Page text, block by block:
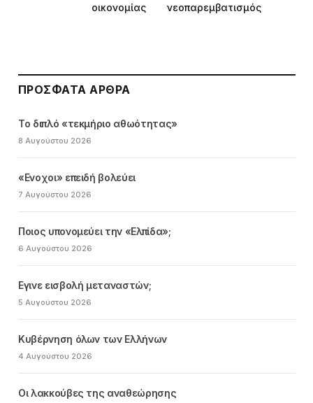
οικονομίας
νεοπαρεμβατισμός
ΠΡΌΣΦΑΤΑ ΆΡΘΡΑ
Το διπλό «τεκμήριο αθωότητας»
8 Αυγούστου 2026
«Ενοχοι» επειδή βολεύει
7 Αυγούστου 2026
Ποιος υπονομεύει την «Ελπίδα»;
6 Αυγούστου 2026
Εγινε εισβολή μεταναστών;
5 Αυγούστου 2026
Κυβέρνηση όλων των Ελλήνων
4 Αυγούστου 2026
Οι λακκούβες της αναθεώρησης